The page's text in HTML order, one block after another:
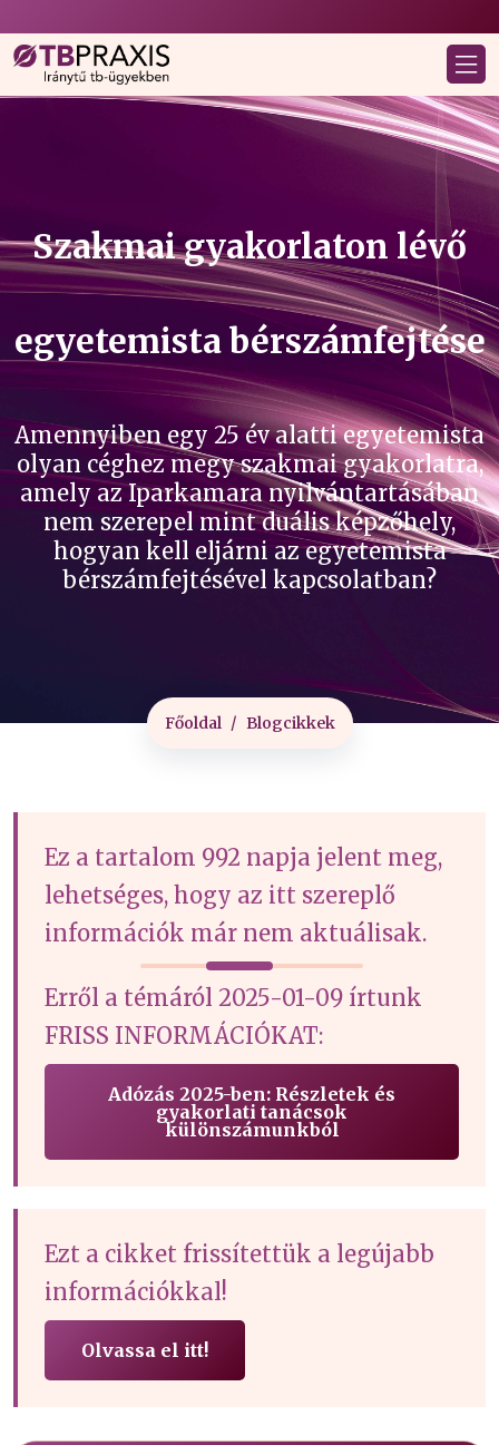
Szakmai gyakorlaton lévő
egyetemista bérszámfejtése
Amennyiben egy 25 év alatti egyetemista
olyan céghez megy szakmai gyakorlatra,
amely az Iparkamara nyilvántartásában
nem szerepel mint duális képzőhely,
hogyan kell eljárni az egyetemista
bérszámfejtésével kapcsolatban?
Főoldal Blogcikkek
Ez a tartalom 992 napja jelent meg,
lehetséges, hogy az itt szereplő
információk már nem aktuálisak.
Erről a témáról 2025-01-09 írtunk
FRISS INFORMÁCIÓKAT:
Adózás 2025-ben: Részletek és
gyakorlati tanácsok
különszámunkból
Ezt a cikket frissítettük a legújabb
információkkal!
Olvassa el itt!